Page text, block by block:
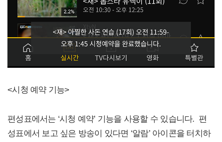
<시청 예약 기능>
편성표에서는 ‘시청 예약’ 기능을 사용할 수 있습니다. 편
성표에서 보고 싶은 방송이 있다면 ‘알람’ 아이콘을 터치하